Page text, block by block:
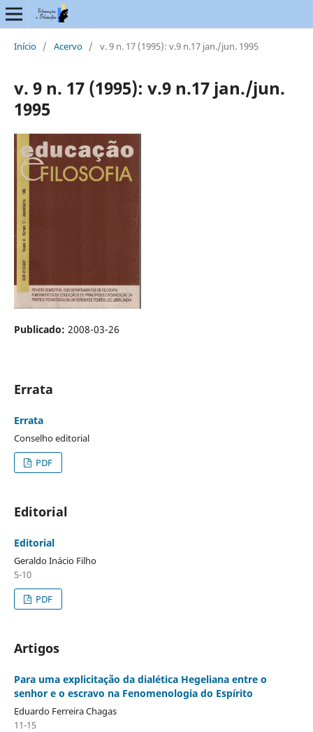
Início / Acervo / v. 9 n. 17 (1995): v.9 n.17 jan./jun. 1995
v. 9 n. 17 (1995): v.9 n.17 jan./jun.
1995
Publicado: 2008-03-26
Errata
Errata
Conselho editorial
PDF
Editorial
Editorial
Geraldo Inácio Filho
5-10
PDF
Artigos
Para uma explicitação da dialética Hegeliana entre o
senhor e o escravo na Fenomenologia do Espírito
Eduardo Ferreira Chagas
11-15